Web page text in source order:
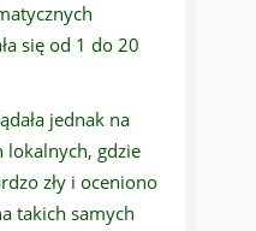
się od 1 do 20
jednak na
lokalnych, gdzie
zły i oceniono
takich samych